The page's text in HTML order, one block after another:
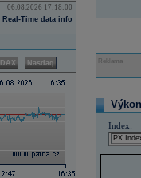
06.08.2026 17:18:00
Real-Time data info
DAX Nasdaq Reklama
Index: